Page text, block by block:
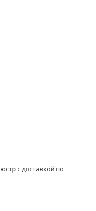
с доставкой по